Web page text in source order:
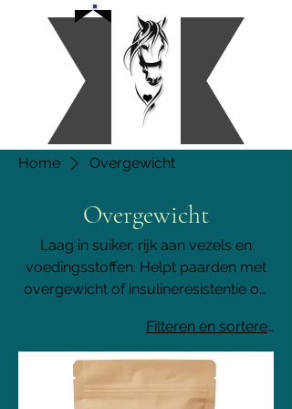
Home Overgewicht
Overgewicht
Laag in suiker, rijk aan vezels en
voedingsstoffen. Helpt paarden met
overgewicht of insulineresistentie op
zonder tekorten.
Filteren en sorteren